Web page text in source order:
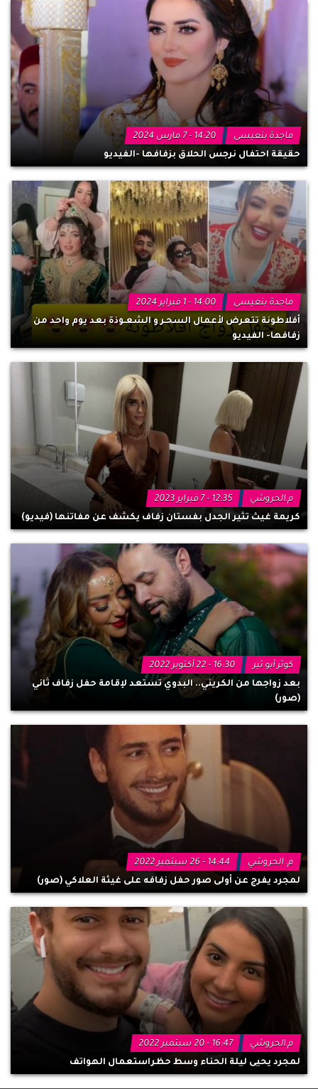
ماجدة بنعيسى
14:20 - 7 مارس 2024
حقيقة احتفال نرجس الحلاق بزفافها -الفيديو
ماجدة بنعيسى
14:00 - 1 فبراير 2024
أفلاطونة تتعرض لأعمال السحـر و الشعـوذة بعد يوم واحد من
زفافها- الفيديو
م.الحروشي
12:35 - 7 فبراير 2023
كريمة غيث تثير الجدل بفستان زفاف يكشف عن مفاتنها (فيديو)
كوثر أبو ثير
16:30 - 22 أكتوبر 2022
بعد زواجها من الكريني.. البدوي تستعد لإقامة حفل زفاف ثاني
(صور)
م. الحروشي
14:44 - 26 سبتمبر 2022
لمجرد يفرج عن أولى صور حفل زفافه على غيثة العلاكي (صور)
م.الحروشي
16:47 - 20 سبتمبر 2022
لمجرد يحيى ليلة الحناء وسط حظراستعمال الهواتف